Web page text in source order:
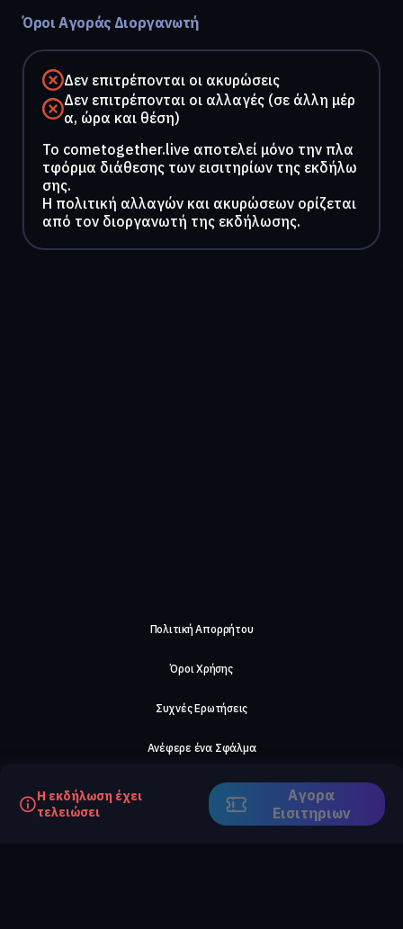
Όροι Αγοράς Διοργανωτή
Δεν επιτρέπονται οι ακυρώσεις
Δεν επιτρέπονται οι αλλαγές (σε άλλη μέρ
α, ώρα και θέση)
To cometogether.live αποτελεί μόνο την πλα
τφόρμα διάθεσης των εισιτηρίων της εκδήλω
σης.
Η πολιτική αλλαγών και ακυρώσεων ορίζεται
από τον διοργανωτή της εκδήλωσης.
Η εκδήλωση έχει
τελειώσει
Αγορα
Eισιτηριων
Πολιτική Απορρήτου
Όροι Χρήσης
Συχνές Ερωτήσεις
Ανέφερε ένα Σφάλμα
Σχετικά με μας
Careers